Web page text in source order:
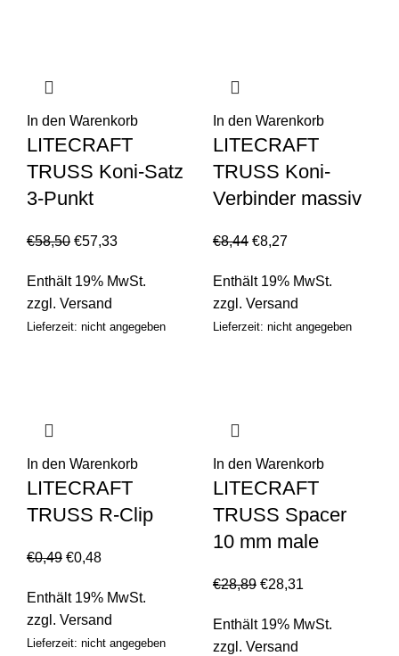
In den Warenkorb
LITECRAFT
TRUSS Koni-Satz
3-Punkt
€58,50 €57,33
Enthält 19% MwSt.
zzgl. Versand
Lieferzeit: nicht angegeben
In den Warenkorb
LITECRAFT
TRUSS Koni-
Verbinder massiv
€8,44 €8,27
Enthält 19% MwSt.
zzgl. Versand
Lieferzeit: nicht angegeben
In den Warenkorb
LITECRAFT
TRUSS R-Clip
€0,49 €0,48
Enthält 19% MwSt.
zzgl. Versand
Lieferzeit: nicht angegeben
In den Warenkorb
LITECRAFT
TRUSS Spacer
10 mm male
€28,89 €28,31
Enthält 19% MwSt.
zzgl. Versand